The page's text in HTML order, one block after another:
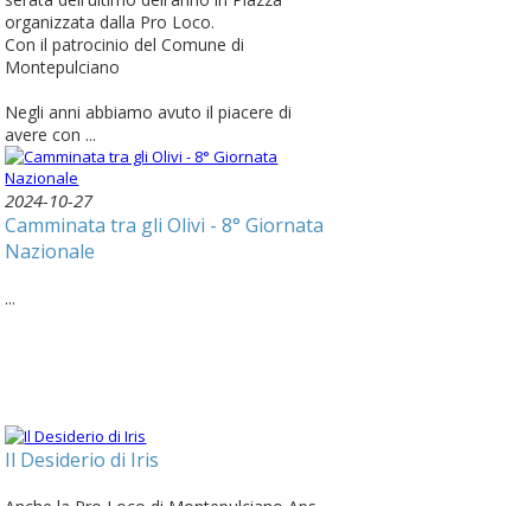
organizzata dalla Pro Loco.
Con il patrocinio del Comune di
Montepulciano
Negli anni abbiamo avuto il piacere di
avere con ...
2024-10-27
Camminata tra gli Olivi - 8° Giornata
Nazionale
...
Il Desiderio di Iris